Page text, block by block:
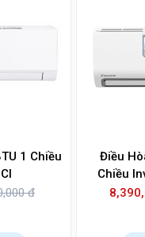
1 Chiều
đ
Điều
Chiều